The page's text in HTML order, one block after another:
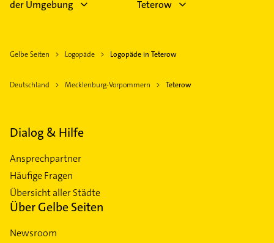
der Umgebung
Teterow
Gelbe Seiten Logopäde Logopäde in Teterow
Deutschland Mecklenburg-Vorpommern Teterow
Dialog & Hilfe
Ansprechpartner
Häufige Fragen
Übersicht aller Städte
Über Gelbe Seiten
Newsroom